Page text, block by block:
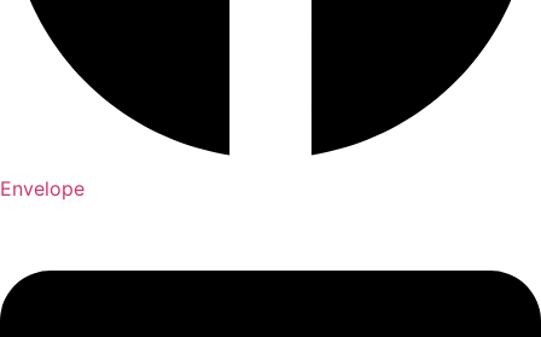
Envelope